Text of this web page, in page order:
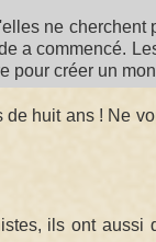
ne cherchent
a commencé.
pour créer un
huit ans ! Ne
ils ont